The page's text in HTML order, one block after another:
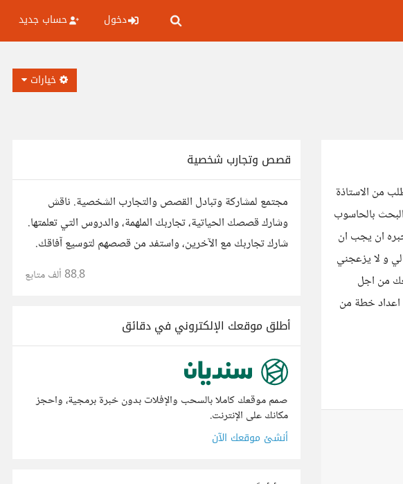
دخول حساب جديد
خيارات
من الاستاذة
بالحاسوب
ان يجب ان
و لا يزعجني
من اجل
اعداد خطة من
قصص وتجارب شخصية
مجتمع لمشاركة وتبادل القصص والتجارب الشخصية. ناقش
وشارك قصصك الحياتية، تجاربك الملهمة، والدروس التي تعلمتها.
شارك تجاربك مع الآخرين، واستفد من قصصهم لتوسيع آفاقك.
88.8 ألف متابع
أطلق موقعك الإلكتروني في دقائق
صمم موقعك كاملا بالسحب والإفلات بدون خبرة برمجية، واحجز
مكانك على الإنترنت.
أنشئ موقعك الآن